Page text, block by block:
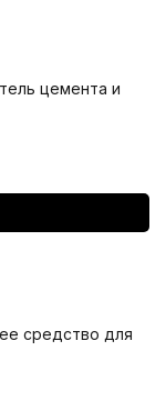
цемента и
средство для